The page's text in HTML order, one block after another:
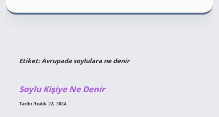
Etiket:Avrupada soylulara ne denir
Soylu Kişiye Ne Denir
Tarih: Aralık 22, 2024